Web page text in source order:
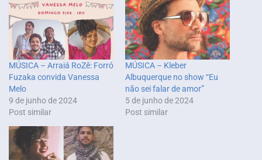
MÚSICA – Arraiá RoZê: Forró
Fuzaka convida Vanessa
Melo
9 de junho de 2024
Post similar
MÚSICA – Kleber
Albuquerque no show “Eu
não sei falar de amor”
5 de junho de 2024
Post similar